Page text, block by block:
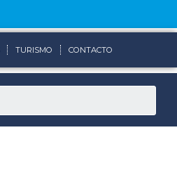
TURISMO CONTACTO